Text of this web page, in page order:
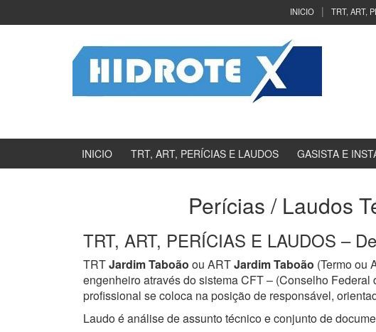
INICIO TRT, ART,
INICIO TRT, ART, PERÍCIAS E LAUDOS GASISTA E
Perícias / Laudos
TRT, ART, PERÍCIAS E LAUDOS –
TRTJardim Taboão ou ARTJardim Taboão (Termo ou
engenheiro através do sistema CFT – (Conselho
profissional se coloca na posição de responsável,
Laudo é análise de assunto técnico e conjunto de